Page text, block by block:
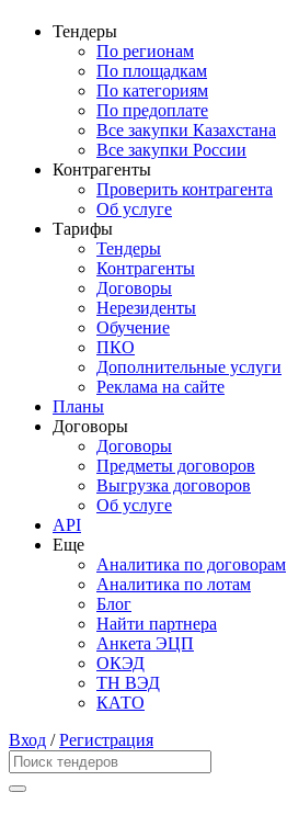
Тендеры
По регионам
По площадкам
По категориям
По предоплате
Все закупки Казахстана
Все закупки России
Контрагенты
Проверить контрагента
Об услуге
Тарифы
Тендеры
Контрагенты
Договоры
Нерезиденты
Обучение
ПКО
Дополнительные услуги
Реклама на сайте
Планы
Договоры
Договоры
Предметы договоров
Выгрузка договоров
Об услуге
API
Еще
Аналитика по договорам
Аналитика по лотам
Блог
Найти партнера
Анкета ЭЦП
ОКЭД
ТН ВЭД
КАТО
Вход /Регистрация